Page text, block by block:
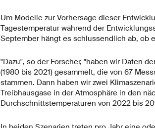
Um Modelle zur Vorhersage dieser
Tagestemperatur während der
September hängt es schlussendlich ab, ob
"Dazu", so der Forscher, "haben wir Daten
(1980 bis 2021) gesammelt, die von 67
stammen. Dann haben wir zwei
Treibhausgase in der Atmosphäre in den
Durchschnittstemperaturen von 2022 bis